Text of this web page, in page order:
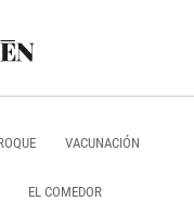
VACUNACIÓN
EL COMEDOR